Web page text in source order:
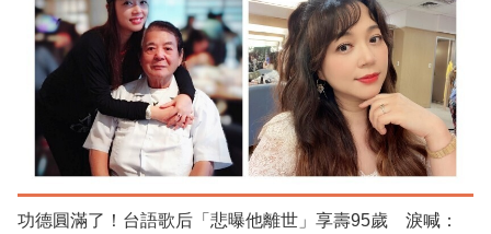
功德圓滿了！台語歌后「悲曝他離世」享壽95歲 淚喊：